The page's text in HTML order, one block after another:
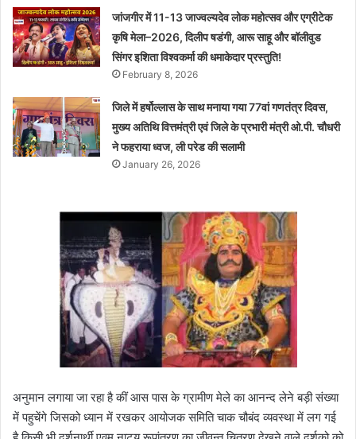
जांजगीर में 11-13 जाज्वल्यदेव लोक महोत्सव और एग्रीटेक
कृषि मेला–2026, दिलीप षडंगी, आरू साहू और बॉलीवुड
सिंगर इशिता विश्वकर्मा की धमाकेदार प्रस्तुति!
February 8, 2026
जिले में हर्षोल्लास के साथ मनाया गया 77वां गणतंत्र दिवस,
मुख्य अतिथि वित्तमंत्री एवं जिले के प्रभारी मंत्री ओ.पी. चौधरी
ने फहराया ध्वज, ली परेड की सलामी
January 26, 2026
अनुमान लगाया जा रहा है कीं आस पास के ग्रामीण मेले का आनन्द लेने बड़ी संख्या
में पहुचेंगे जिसको ध्यान में रखकर आयोजक समिति चाक चौबंद व्यवस्था में लग गई